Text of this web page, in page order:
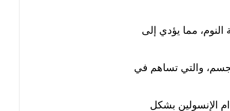
مما يؤدي إلى
والتي تساهم في
الإنسولين بشكل